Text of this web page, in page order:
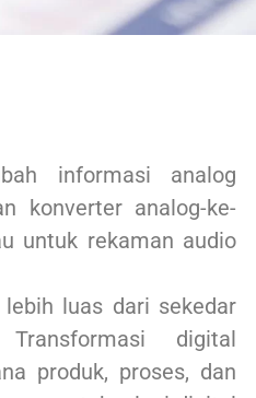
informasi analog
konverter analog-ke-
untuk rekaman audio
luas dari sekedar
digital
produk, proses, dan